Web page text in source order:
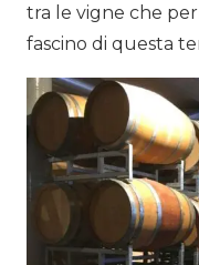
tra le vigne che
fascino di questa